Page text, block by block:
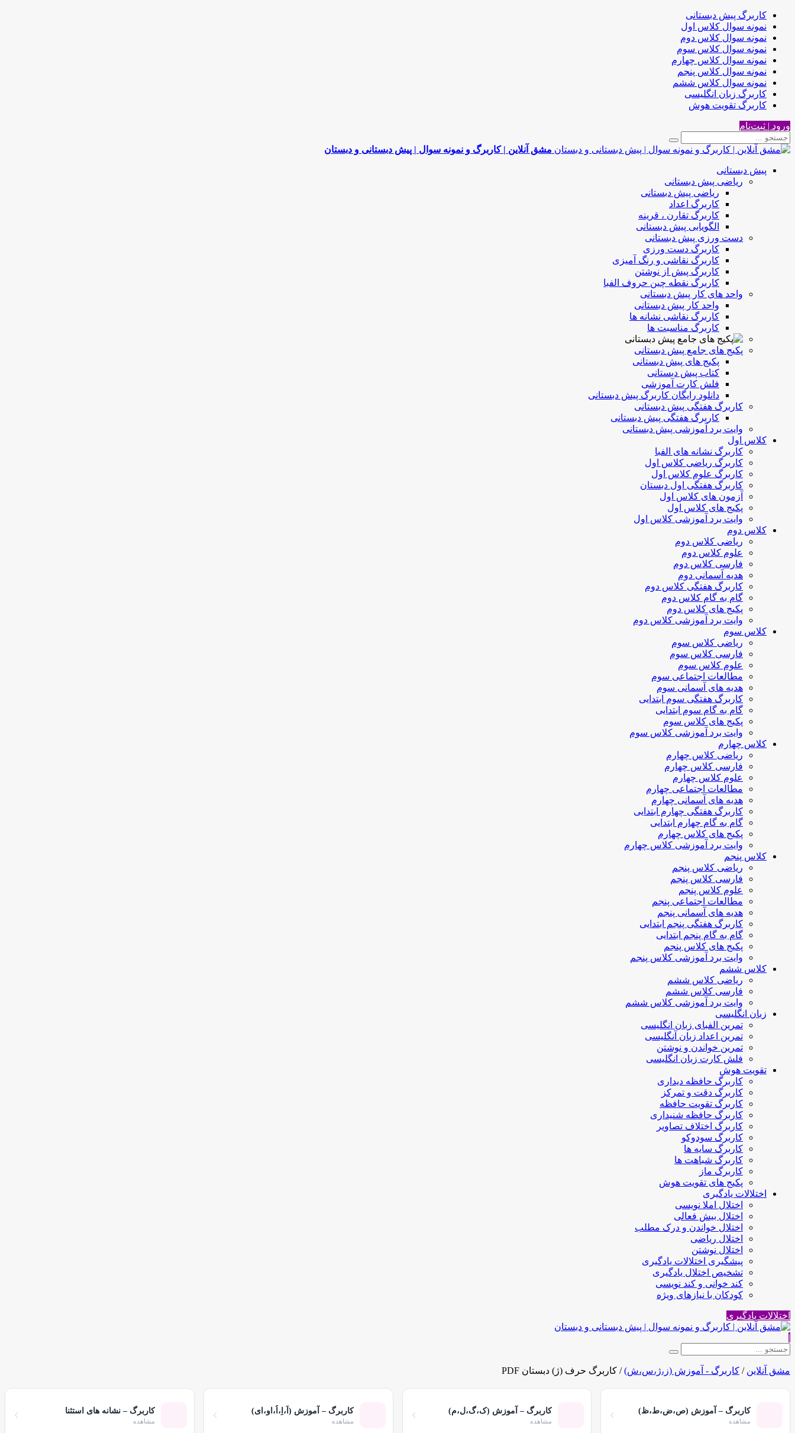
کاربرگ پیش دبستانی
نمونه سوال کلاس اول
نمونه سوال کلاس دوم
نمونه سوال کلاس سوم
نمونه سوال کلاس چهارم
نمونه سوال کلاس پنجم
نمونه سوال کلاس ششم
کاربرگ زبان انگلیسی
کاربرگ تقویت هوش
ورود | ثبت‌نام
مشق آنلاین | کاربرگ و نمونه سوال | پیش دبستانی و دبستان
پیش دبستانی
ریاضی پیش دبستانی
ریاضی پیش دبستانی
کاربرگ اعداد
کاربرگ تقارن ، قرینه
الگویابی پیش دبستانی
دست ورزی پیش دبستانی
کاربرگ دست ورزی
کاربرگ نقاشی و رنگ آمیزی
کاربرگ پیش از نوشتن
کاربرگ نقطه چین حروف الفبا
واحد های کار پیش دبستانی
واحد کار پیش دبستانی
کاربرگ نقاشی نشانه ها
کاربرگ مناسبت ها
پکیج های جامع پیش دبستانی
پکیج های پیش دبستانی
کتاب پیش دبستانی
فلش کارت آموزشی
دانلود رایگان کاربرگ پیش دبستانی
کاربرگ هفتگی پیش دبستانی
کاربرگ هفتگی پیش دبستانی
وایت برد آموزشی پیش دبستانی
کلاس اول
کاربرگ نشانه های الفبا
کاربرگ ریاضی کلاس اول
کاربرگ علوم کلاس اول
کاربرگ هفتگی اول دبستان
آزمون های کلاس اول
پکیج های کلاس اول
وایت برد آموزشی کلاس اول
کلاس دوم
ریاضی کلاس دوم
علوم کلاس دوم
فارسی کلاس دوم
هدیه آسمانی دوم
کاربرگ هفتگی کلاس دوم
گام به گام کلاس دوم
پکیج های کلاس دوم
وایت برد آموزشی کلاس دوم
کلاس سوم
ریاضی کلاس سوم
فارسی کلاس سوم
علوم کلاس سوم
مطالعات اجتماعی سوم
هدیه های آسمانی سوم
کاربرگ هفتگی سوم ابتدایی
گام به گام سوم ابتدایی
پکیج های کلاس سوم
وایت برد آموزشی کلاس سوم
کلاس چهارم
ریاضی کلاس چهارم
فارسی کلاس چهارم
علوم کلاس چهارم
مطالعات اجتماعی چهارم
هدیه های آسمانی چهارم
کاربرگ هفتگی چهارم ابتدایی
گام به گام چهارم ابتدایی
پکیج های کلاس چهارم
وایت برد آموزشی کلاس چهارم
کلاس پنجم
ریاضی کلاس پنجم
فارسی کلاس پنجم
علوم کلاس پنجم
مطالعات اجتماعی پنجم
هدیه های آسمانی پنجم
کاربرگ هفتگی پنجم ابتدایی
گام به گام پنجم ابتدایی
پکیج های کلاس پنجم
وایت برد آموزشی کلاس پنجم
کلاس ششم
ریاضی کلاس ششم
فارسی کلاس ششم
وایت برد آموزشی کلاس ششم
زبان انگلیسی
تمرین الفبای زبان انگلیسی
تمرین اعداد زبان آنگلیسی
تمرین خواندن و نوشتن
فلش کارت زبان انگلیسی
تقویت هوش
کاربرگ حافظه دیداری
کاربرگ دقت و تمرکز
کاربرگ تقویت حافظه
کاربرگ حافظه شنیداری
کاربرگ اختلاف تصاویر
کاربرگ سودوکو
کاربرگ سایه ها
کاربرگ شباهت ها
کاربرگ ماز
پکیج های تقویت هوش
اختلالات یادگیری
اختلال املا نویسی
اختلال بیش فعالی
اختلال خواندن و درک مطلب
اختلال ریاضی
اختلال نوشتن
پیشگیری اختلالات یادگیری
تشخیص اختلال یادگیری
کند خوانی و کند نویسی
کودکان با نیازهای ویژه
اختلالات یادگیری
|
مشق آنلاین / کاربرگ - آموزش (ز،ژ،س،ش)/ کاربرگ حرف (ژ) دبستان PDF
کاربرگ – آموزش (ص،ض،ط،ظ)
مشاهده
کاربرگ – آموزش (ک،گ،ل،م)
مشاهده
کاربرگ – آموزش (اَ،اِ،اُ،او،ای)
مشاهده
کاربرگ – نشانه های استثنا
مشاهده